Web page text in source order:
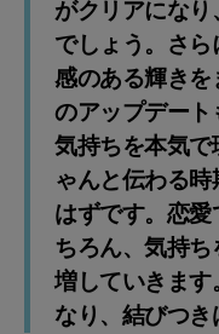
がクリアにな
でしょう。さ
感のある輝き
のアップデー
気持ちを本気
ゃんと伝わる
はずです。恋
ちろん、気持
増していきま
なり、結びつき